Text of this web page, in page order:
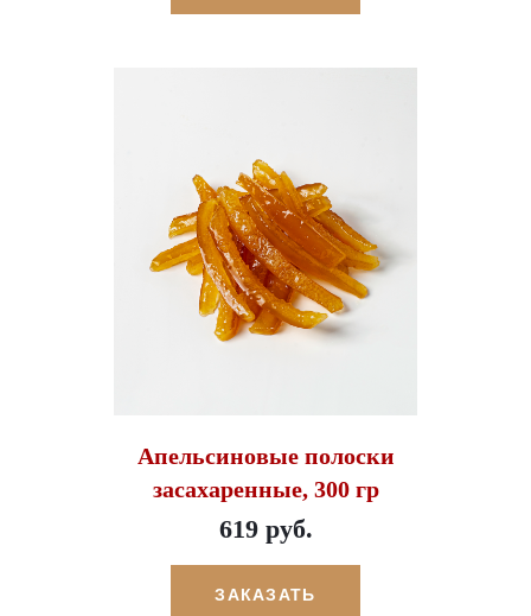
Апельсиновые полоски
засахаренные, 300 гр
619 руб.
ЗАКАЗАТЬ